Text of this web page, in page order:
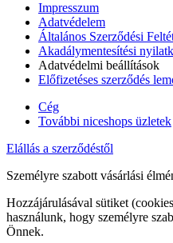
Impresszum
Adatvédelem
Általános Szerződési
Akadálymentesítési
Adatvédelmi beállítások
Előfizetéses szerződés
Cég
További niceshops üzletek
Elállás a szerződéstől
Személyre szabott vásárlási
Hozzájárulásával sütiket
használunk, hogy személyre
Önnek.